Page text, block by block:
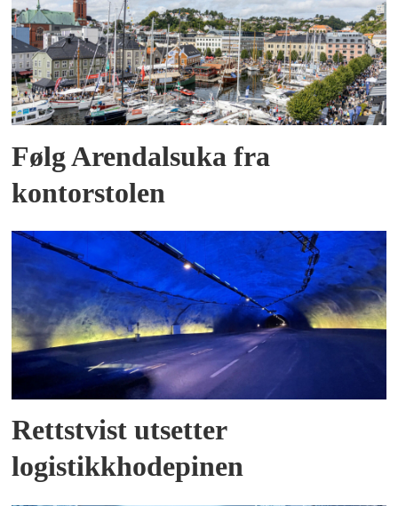
Følg Arendalsuka fra
kontorstolen
Rettstvist utsetter
logistikkhodepinen